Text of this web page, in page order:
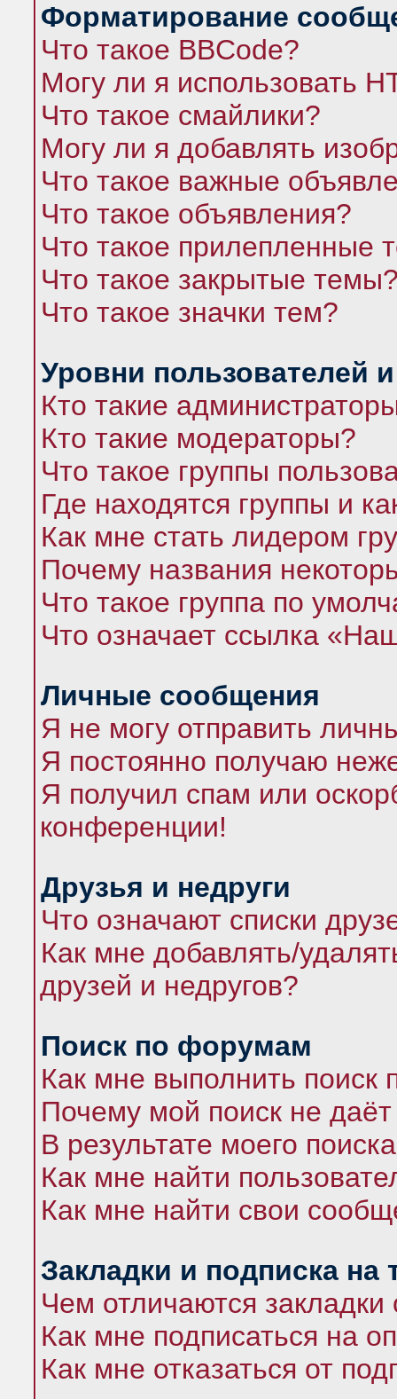
Форматирование
Что такое BBCode?
Могу ли я использовать
Что такое смайлики?
Могу ли я добавлять
Что такое важные
Что такое объявления?
Что такое прилепленные
Что такое закрытые
Что такое значки тем?
Уровни пользователей
Кто такие
Кто такие модераторы?
Что такое группы
Где находятся группы и
Как мне стать лидером
Почему названия
Что такое группа по
Что означает ссылка
Личные сообщения
Я не могу отправить
Я постоянно получаю
Я получил спам или
конференции!
Друзья и недруги
Что означают списки
Как мне добавлять/
друзей и недругов?
Поиск по форумам
Как мне выполнить
Почему мой поиск не даёт
В результате моего
Как мне найти
Как мне найти свои
Закладки и подписка на
Чем отличаются закладки
Как мне подписаться на
Как мне отказаться от